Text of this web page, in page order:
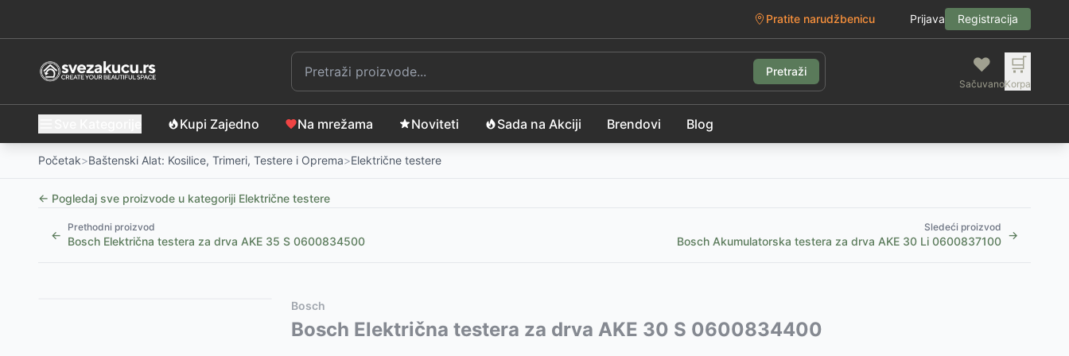
Pratite narudžbenicu Prijava Registracija
Pretraži ❤️
Sačuvano
🛒
Korpa
Kupi Zajedno Na mrežama Noviteti Sada na Akciji Brendovi Blog
Početak>Baštenski Alat: Kosilice, Trimeri, Testere i Oprema>Električne testere
← Pogledaj sve proizvode u kategoriji Električne testere
←
Prethodni proizvod
Bosch Električna testera za drva AKE 35 S 0600834500
Sledeći proizvod
Bosch Akumulatorska testera za drva AKE 30 Li 0600837100 →
Električna lančana testera Power ED PWREKS 1800-8999RSD
Ovaj proizvod nije dostupan, pogledajte slične proizvode:
Bosch
Bosch Električna testera za drva AKE 30 S 0600834400